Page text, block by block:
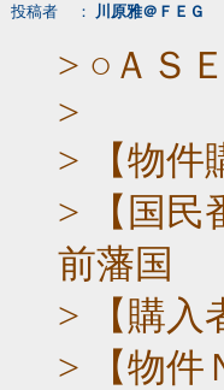
投稿者
： 川原雅＠ＦＥＧ
> ○ＡＳ
>
> 【物件
> 【国民
前藩国
> 【購入
> 【物件